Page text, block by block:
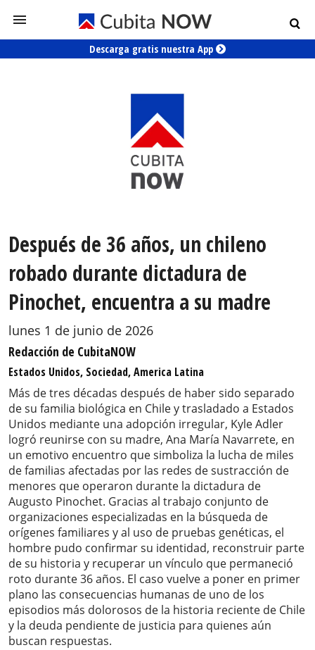
Descarga gratis nuestra App
Después de 36 años, un chileno
robado durante dictadura de
Pinochet, encuentra a su madre
lunes 1 de junio de 2026
Redacción de CubitaNOW
Estados Unidos, Sociedad, America Latina
Más de tres décadas después de haber sido separado
de su familia biológica en Chile y trasladado a Estados
Unidos mediante una adopción irregular, Kyle Adler
logró reunirse con su madre, Ana María Navarrete, en
un emotivo encuentro que simboliza la lucha de miles
de familias afectadas por las redes de sustracción de
menores que operaron durante la dictadura de
Augusto Pinochet. Gracias al trabajo conjunto de
organizaciones especializadas en la búsqueda de
orígenes familiares y al uso de pruebas genéticas, el
hombre pudo confirmar su identidad, reconstruir parte
de su historia y recuperar un vínculo que permaneció
roto durante 36 años. El caso vuelve a poner en primer
plano las consecuencias humanas de uno de los
episodios más dolorosos de la historia reciente de Chile
y la deuda pendiente de justicia para quienes aún
buscan respuestas.